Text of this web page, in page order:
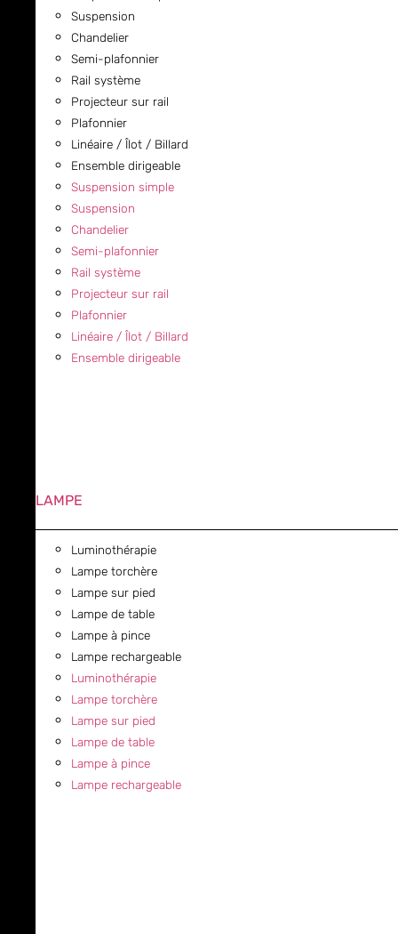
Suspension
Chandelier
Semi-plafonnier
Rail système
Projecteur sur rail
Plafonnier
Linéaire / Îlot / Billard
Ensemble dirigeable
Suspension simple
Suspension
Chandelier
Semi-plafonnier
Rail système
Projecteur sur rail
Plafonnier
Linéaire / Îlot / Billard
Ensemble dirigeable
LAMPE
Luminothérapie
Lampe torchère
Lampe sur pied
Lampe de table
Lampe à pince
Lampe rechargeable
Luminothérapie
Lampe torchère
Lampe sur pied
Lampe de table
Lampe à pince
Lampe rechargeable